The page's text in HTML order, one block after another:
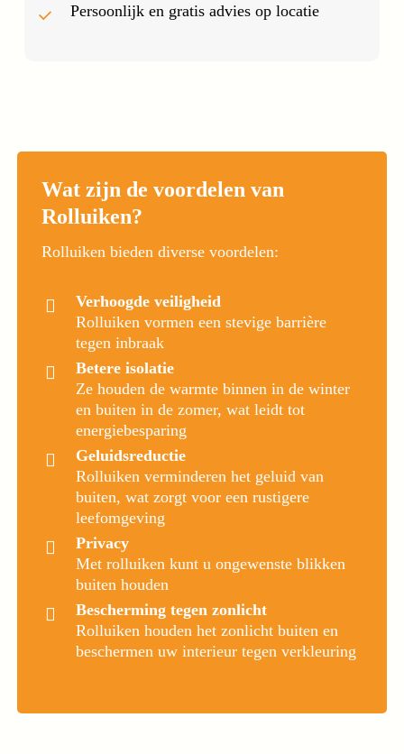
Persoonlijk en gratis advies op locatie
Wat zijn de voordelen van
Rolluiken?
Rolluiken bieden diverse voordelen:
Verhoogde veiligheid
Rolluiken vormen een stevige barrière
tegen inbraak
Betere isolatie
Ze houden de warmte binnen in de winter
en buiten in de zomer, wat leidt tot
energiebesparing
Geluidsreductie
Rolluiken verminderen het geluid van
buiten, wat zorgt voor een rustigere
leefomgeving
Privacy
Met rolluiken kunt u ongewenste blikken
buiten houden
Bescherming tegen zonlicht
Rolluiken houden het zonlicht buiten en
beschermen uw interieur tegen verkleuring